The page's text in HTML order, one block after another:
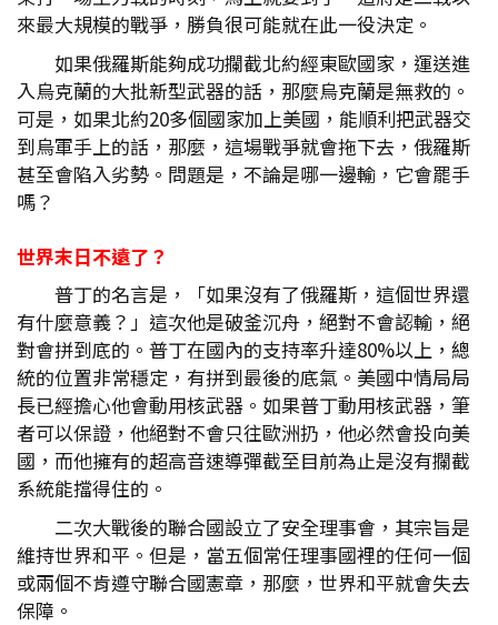
來最大規模的戰爭，勝負很可能就在此一役決定。
如果俄羅斯能夠成功攔截北約經東歐國家，運送進
入烏克蘭的大批新型武器的話，那麼烏克蘭是無救的。
可是，如果北約20多個國家加上美國，能順利把武器交
到烏軍手上的話，那麼，這場戰爭就會拖下去，俄羅斯
甚至會陷入劣勢。問題是，不論是哪一邊輸，它會罷手
嗎？
世界末日不遠了？
普丁的名言是，「如果沒有了俄羅斯，這個世界還
有什麼意義？」這次他是破釜沉舟，絕對不會認輸，絕
對會拼到底的。普丁在國內的支持率升達80%以上，總
統的位置非常穩定，有拼到最後的底氣。美國中情局局
長已經擔心他會動用核武器。如果普丁動用核武器，筆
者可以保證，他絕對不會只往歐洲扔，他必然會投向美
國，而他擁有的超高音速導彈截至目前為止是沒有攔截
系統能擋得住的。
二次大戰後的聯合國設立了安全理事會，其宗旨是
維持世界和平。但是，當五個常任理事國裡的任何一個
或兩個不肯遵守聯合國憲章，那麼，世界和平就會失去
保障。